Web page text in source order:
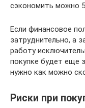
сэкономить можно
Если финансовое
затруднительно, а
работу
покупке будет еще
нужно как можно
Риски при